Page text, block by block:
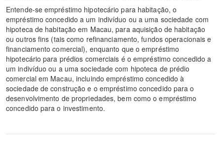
Entende-se empréstimo hipotecário para habitação, o
empréstimo concedido a um indivíduo ou a uma sociedade com
hipoteca de habitação em Macau, para aquisição de habitação
ou outros fins (tais como refinanciamento, fundos operacionais e
financiamento comercial), enquanto que o empréstimo
hipotecário para prédios comerciais é o empréstimo concedido a
um indivíduo ou a uma sociedade com hipoteca de prédio
comercial em Macau, incluindo empréstimo concedido à
sociedade de construção e o empréstimo concedido para o
desenvolvimento de propriedades, bem como o empréstimo
concedido para o investimento.